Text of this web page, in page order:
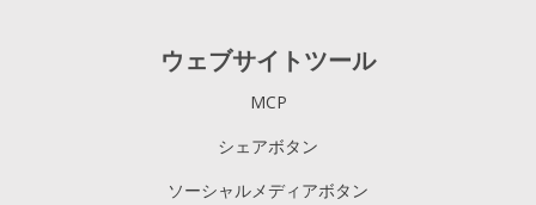
ウェブサイトツール
MCP
シェアボタン
ソーシャルメディアボタン